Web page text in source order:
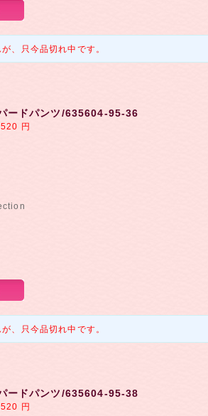
、只今品切れ中です。
ードパンツ/635604-95-36
円
、只今品切れ中です。
ードパンツ/635604-95-38
円